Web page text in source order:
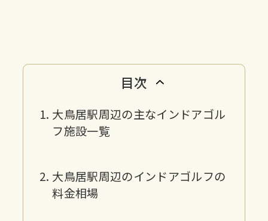
目次
大鳥居駅周辺の主なインドアゴル
フ施設一覧
大鳥居駅周辺のインドアゴルフの
料金相場